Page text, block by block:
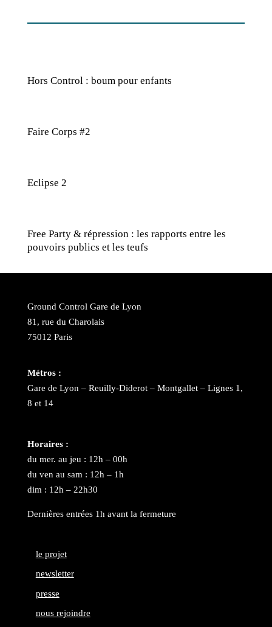
Hors Control : boum pour enfants
Faire Corps #2
Eclipse 2
Free Party & répression : les rapports entre les
pouvoirs publics et les teufs
Ground Control Gare de Lyon
81, rue du Charolais
75012 Paris
Métros :
Gare de Lyon – Reuilly-Diderot – Montgallet – Lignes 1,
8 et 14
Horaires :
du mer. au jeu : 12h – 00h
du ven au sam : 12h – 1h
dim : 12h – 22h30
Dernières entrées 1h avant la fermeture
le projet
newsletter
presse
nous rejoindre